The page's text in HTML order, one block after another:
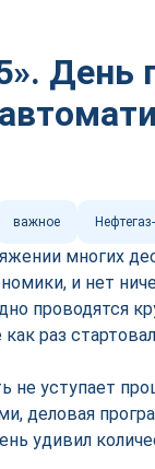
День
важное
многих
и нет
проводятся
раз
уступает
деловая
удивил